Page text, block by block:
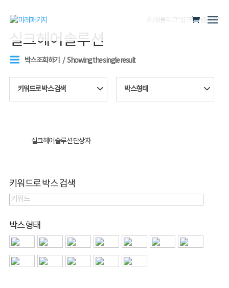
/ 상품 태그 “실크헤어솔루션”
실크헤어솔루션
박스조회하기 Showing the single result
키워드로 박스 검색 박스형태
실크헤어솔루션 단상자
키워드로 박스 검색
박스형태